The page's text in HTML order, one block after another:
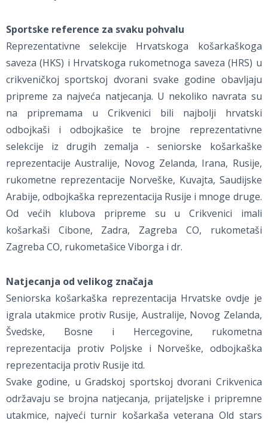
Sportske reference za svaku pohvalu
Reprezentativne selekcije Hrvatskoga košarkaškoga
saveza (HKS) i Hrvatskoga rukometnoga saveza (HRS) u
crikveničkoj sportskoj dvorani svake godine obavljaju
pripreme za najveća natjecanja. U nekoliko navrata su
na pripremama u Crikvenici bili najbolji hrvatski
odbojkaši i odbojkašice te brojne reprezentativne
selekcije iz drugih zemalja - seniorske košarkaške
reprezentacije Australije, Novog Zelanda, Irana, Rusije,
rukometne reprezentacije Norveške, Kuvajta, Saudijske
Arabije, odbojkaška reprezentacija Rusije i mnoge druge.
Od većih klubova pripreme su u Crikvenici imali
košarkaši Cibone, Zadra, Zagreba CO, rukometaši
Zagreba CO, rukometašice Viborga i dr.
Natjecanja od velikog značaja
Seniorska košarkaška reprezentacija Hrvatske ovdje je
igrala utakmice protiv Rusije, Australije, Novog Zelanda,
Švedske, Bosne i Hercegovine, rukometna
reprezentacija protiv Poljske i Norveške, odbojkaška
reprezentacija protiv Rusije itd.
Svake godine, u Gradskoj sportskoj dvorani Crikvenica
održavaju se brojna natjecanja, prijateljske i pripremne
utakmice, najveći turnir košarkaša veterana Old stars